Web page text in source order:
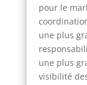
pour le
une plus
une plus
visibilité